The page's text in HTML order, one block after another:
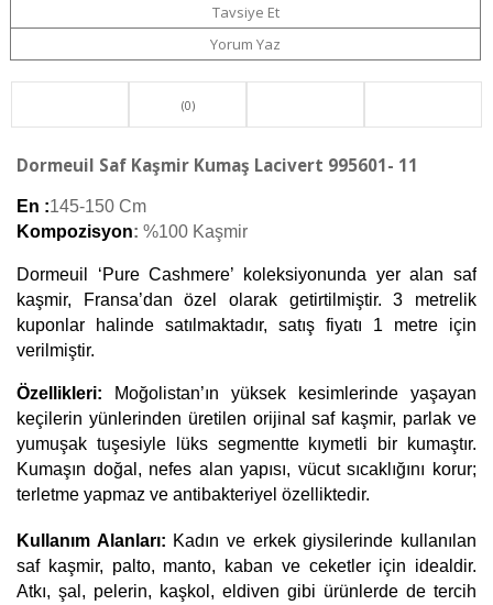
Tavsiye Et
Yorum Yaz
(0)
Dormeuil Saf Kaşmir Kumaş Lacivert 995601- 11
En :145-150 Cm
Kompozisyon: %100 Kaşmir
Dormeuil ‘Pure Cashmere’ koleksiyonunda yer alan saf
kaşmir, Fransa’dan özel olarak getirtilmiştir. 3 metrelik
kuponlar halinde satılmaktadır, satış fiyatı 1 metre için
verilmiştir.
Özellikleri: Moğolistan’ın yüksek kesimlerinde yaşayan
keçilerin yünlerinden üretilen orijinal saf kaşmir, parlak ve
yumuşak tuşesiyle lüks segmentte kıymetli bir kumaştır.
Kumaşın doğal, nefes alan yapısı, vücut sıcaklığını korur;
terletme yapmaz ve antibakteriyel özelliktedir.
Kullanım Alanları: Kadın ve erkek giysilerinde kullanılan
saf kaşmir, palto, manto, kaban ve ceketler için idealdir.
Atkı, şal, pelerin, kaşkol, eldiven gibi ürünlerde de tercih